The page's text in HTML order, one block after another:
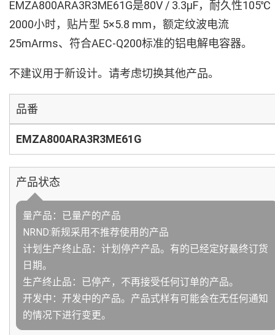
EMZA800ARA3R3ME61G是80V / 3.3µF，耐久性105℃
2000小时，贴片型 5×5.8 mm，额定纹波电流
25mArms、符合AEC-Q200标准的铝电解电容器。
不建议用于新设计。请考虑切换其他产品。
品番
EMZA800ARA3R3ME61G
产品状态
量产品：已量产的产品
NRND:新规采用不推荐使用的产品
计划生产终止品：计划停产产品。有的已经定好最终订货
日期。
生产终止品：已停产，不再接受任何订单的产品。
开发中：开发中的产品。产品式样有可能会在无任何通知
的情况下进行变更。